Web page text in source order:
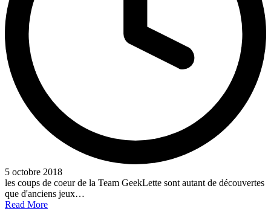
5 octobre 2018
les coups de coeur de la Team GeekLette sont autant de découvertes
que d'anciens jeux…
Read More